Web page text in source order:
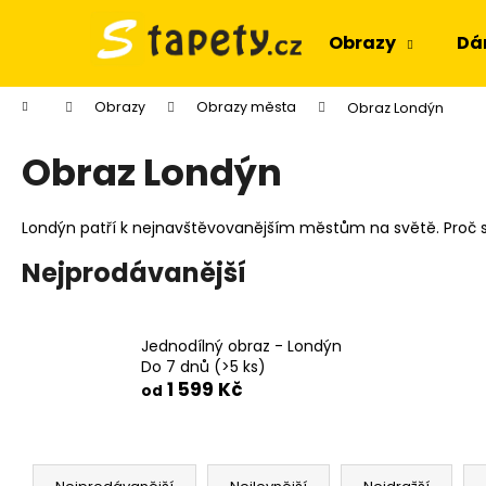
Obrazy
Domů Obrazy Obrazy města Obraz Londýn
Obraz Londýn
Londýn patří k nejnavštěvovanějším městům na světě.
Nejprodávanější
Jednodílný obraz - Londýn
Do 7 dnů (>5 ks)
od 1 599 Kč
Ř
í
Zpět
do
obchodu
Zpět
do
obchodu
OBRAZ OKNO OBROVSKÝ STROM